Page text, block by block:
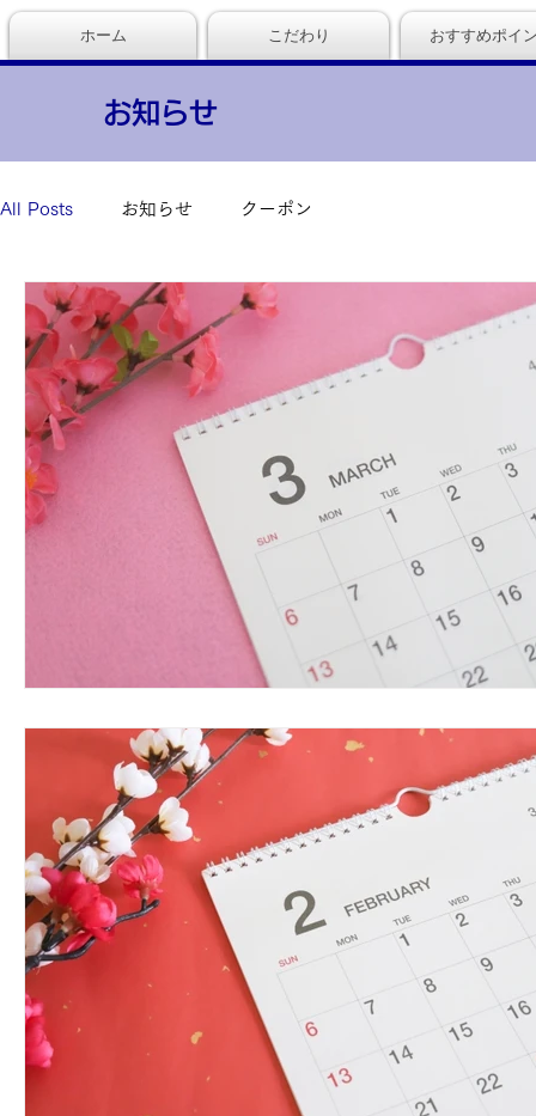
ホーム こだわり おすすめポイ
お知らせ
All Posts お知らせ クーポン